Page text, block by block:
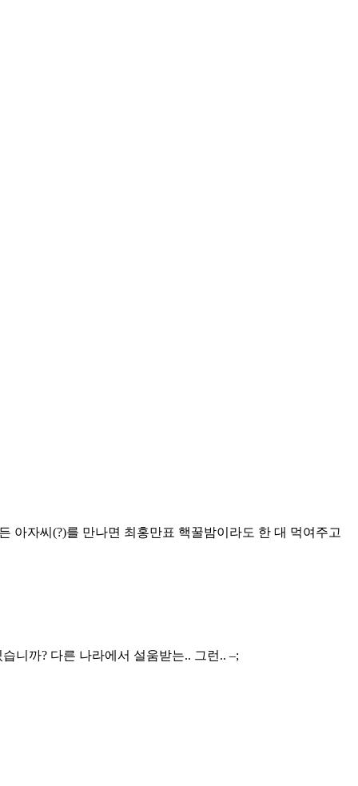
아자씨(?)를 만나면 최홍만표 핵꿀밤이라도 한 대 먹여주고
니까? 다른 나라에서 설움받는.. 그런.. –;